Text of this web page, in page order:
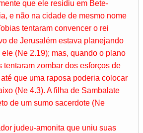
que ele residiu em Bete-
e não na cidade de mesmo nome
tentaram convencer o rei
de Jerusalém estava planejando
(Ne 2.19); mas, quando o plano
tentaram zombar dos esforços de
que uma raposa poderia colocar
(Ne 4.3). A filha de Sambalate
de um sumo sacerdote (Ne
judeu-amonita que uniu suas